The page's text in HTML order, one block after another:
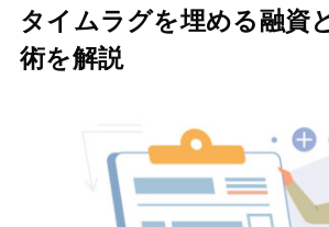
タイムラグを埋める融資
術を解説